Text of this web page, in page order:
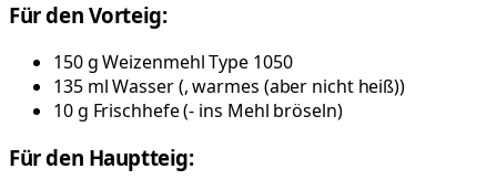
Für den Vorteig:
150gWeizenmehl Type 1050
135 mlWasser(, warmes (aber nicht heiß))
10g Frischhefe(- ins Mehl bröseln)
Für den Hauptteig: